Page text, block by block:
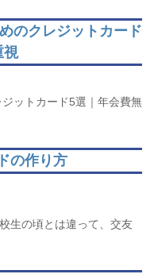
のクレジットカード
視
ットカード5選｜年会費無
の作り方
生の頃とは違って、交友